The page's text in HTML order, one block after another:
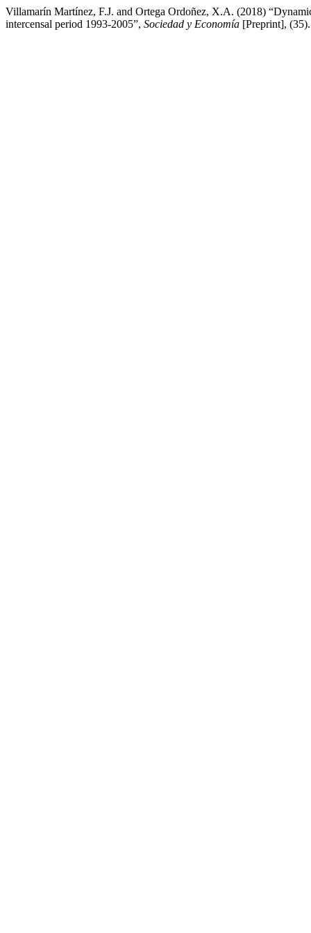
Villamarín Martínez, F.J. and Ortega Ordoñez, X.A. (2018)
intercensal period 1993-2005”, Sociedad y Economía [Preprint],